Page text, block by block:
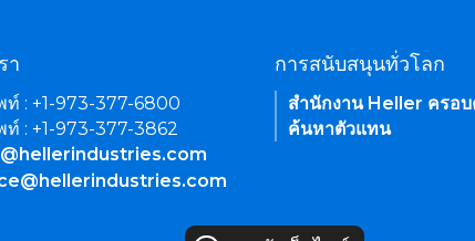
า
ท์ : +1-973-377-6800
ท์ : +1-973-377-3862
การสนับสนุนทั่วโลก
สำนักงาน Heller ครอ
ค้นหาตัวแทน